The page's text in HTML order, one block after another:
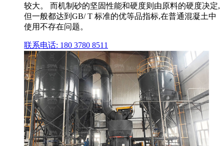
较大。 而机制砂的坚固性能和硬度则由原料的硬度决定,
但一般都达到GB/ T 标准的优等品指标,在普通混凝土中
使用不存在问题。
联系电话: 180 3780 8511